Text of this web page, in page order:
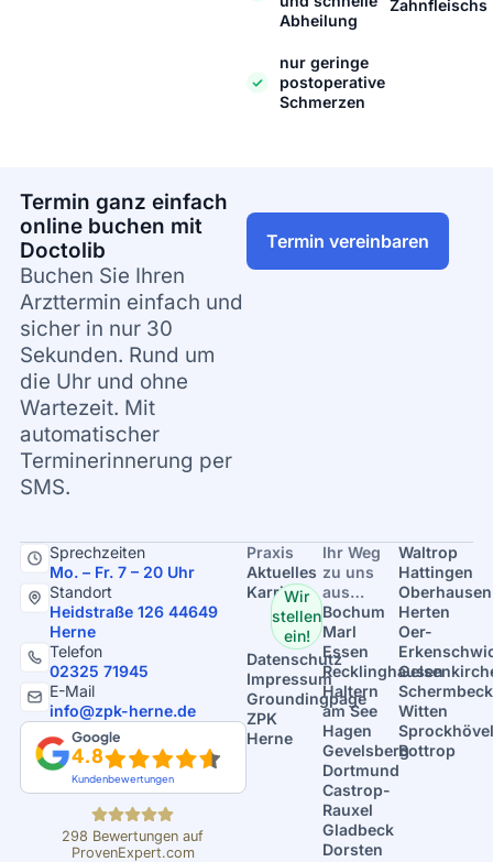
Abheilung
nur geringe
postoperative
Schmerzen
Zahnfleischs
Termin ganz einfach
online buchen mit
Doctolib
Buchen Sie Ihren
Arzttermin einfach und
sicher in nur 30
Sekunden. Rund um
die Uhr und ohne
Wartezeit. Mit
automatischer
Terminerinnerung per
SMS.
Termin vereinbaren
Sprechzeiten
Mo. – Fr. 7 – 20 Uhr
Standort
Heidstraße 126 44649
Herne
Telefon
02325 71945
E-Mail
info@zpk-herne.de
Google
4.8
Kundenbewertungen
298 Bewertungen auf
ProvenExpert.com
Praxis
Aktuelles
Karriere
Wir
stellen
ein!
Datenschutz
Impressum
Groundingpage
ZPK
Herne
Ihr Weg
zu uns
aus…
Bochum
Marl
Essen
Recklinghausen
Haltern
am See
Hagen
Gevelsberg
Dortmund
Castrop-
Rauxel
Gladbeck
Dorsten
Waltrop
Hattingen
Oberhausen
Herten
Oer-
Schermbeck
Witten
Sprockhövel
Bottrop